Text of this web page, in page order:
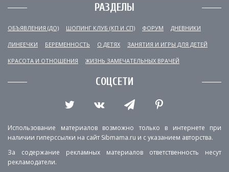
РАЗДЕЛЫ
ОБЪЯВЛЕНИЯ (ДО) ШОПИНГ КЛУБ (КП И СП) ФОРУМ ДНЕВНИКИ
ЛИНЕЕЧКИ БЕРЕМЕННОСТЬ О ДЕТЯХ ЗАНЯТИЯ И ИГРЫ ДЛЯ ДЕТЕЙ
КРАСОТА И ОТНОШЕНИЯ ЖИЗНЬ ЗАМЕЧАТЕЛЬНЫХ ВРАЧЕЙ
СОЦСЕТИ
Использование материалов возможно только в интернете при
наличии гиперссылки на сайт Sibmama.ru и с указанием авторства.
За содержание рекламных материалов ответственность несут
рекламодатели.